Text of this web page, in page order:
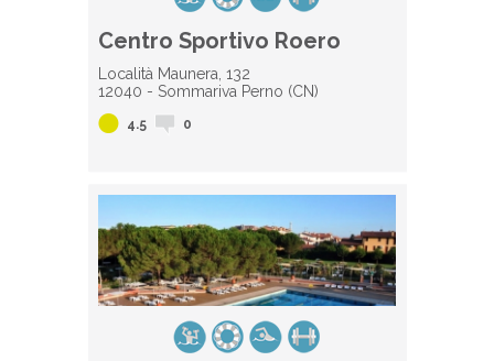
Centro Sportivo Roero
Località Maunera, 132
12040 - Sommariva Perno (CN)
4.5 0